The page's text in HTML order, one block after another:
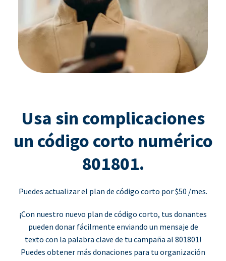
Usa sin complicaciones
un código corto numérico
801801.
Puedes actualizar el plan de código corto por $50 /mes.
¡Con nuestro nuevo plan de código corto, tus donantes
pueden donar fácilmente enviando un mensaje de
texto con la palabra clave de tu campaña al 801801!
Puedes obtener más donaciones para tu organización